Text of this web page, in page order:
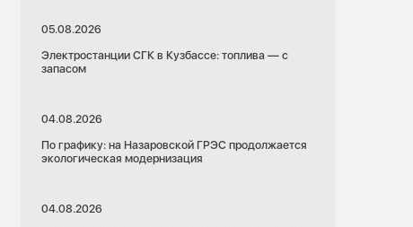
05.08.2026
Электростанции СГК в Кузбассе: топлива — с
запасом
04.08.2026
По графику: на Назаровской ГРЭС продолжается
экологическая модернизация
04.08.2026